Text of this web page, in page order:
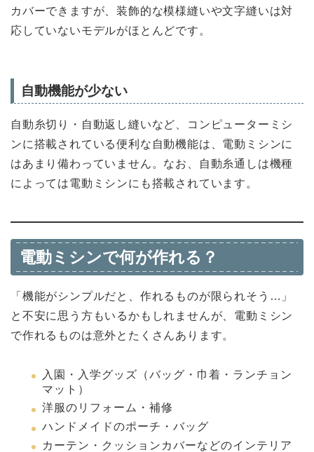
カバーできますが、装飾的な模様縫いや文字縫いは対
応していないモデルがほとんどです。
自動機能が少ない
自動糸切り・自動返し縫いなど、コンピューターミシ
ンに搭載されている便利な自動機能は、電動ミシンに
はあまり備わっていません。なお、自動糸通しは機種
によっては電動ミシンにも搭載されています。
電動ミシンで何が作れる？
「機能がシンプルだと、作れるものが限られそう…」
と不安に思う方もいるかもしれませんが、電動ミシン
で作れるものは意外とたくさんあります。
入園・入学グッズ（バッグ・巾着・ランチョン
マット）
洋服のリフォーム・補修
ハンドメイドのポーチ・バッグ
カーテン・クッションカバーなどのインテリア